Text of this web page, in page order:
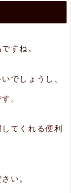
すね。
でしょうし、
。
てくれる便利
い。